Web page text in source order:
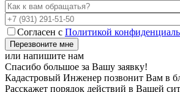
Согласен с Политикой
или напишите нам
Спасибо большое за Вашу заявку!
Кадастровый Инженер позвонит Вам в
Расскажет порядок действий в Вашей